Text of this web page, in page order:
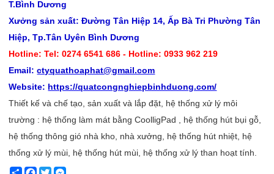
T.Bình Dương
Xưởng sản xuất: Đường Tân Hiệp 14, Ấp Bà Tri Phường Tân
Hiệp, Tp.Tân Uyên Bình Dương
Hotline: Tel: 0274 6541 686 - Hotline: 0933 962 219
Email:ctyquathoaphat@gmail.com
Website: https://quatcongnghiepbinhduong.com/
Thiết kế và chế tạo, sản xuất và lắp đặt, hệ thống xử lý môi
trường : hệ thống làm mát bằng CoolligPad , hệ thống hút bụi gỗ,
hệ thống thông gió nhà kho, nhà xưởng, hệ thống hút nhiệt, hệ
thống xử lý mùi, hệ thống hút mùi, hệ thống xử lý than hoạt tính.
ShareFacebook
Twitter